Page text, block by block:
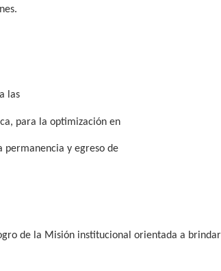
las
para la optimización en
permanencia y egreso de
de la Misión institucional orientada a